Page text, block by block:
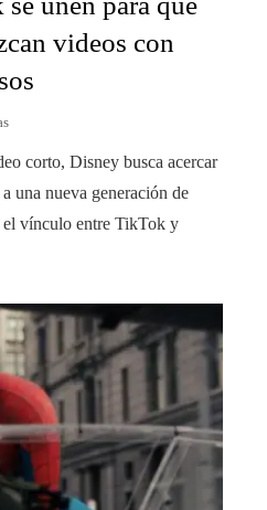
videos con
corto, Disney busca acercar
una nueva generación de
el vínculo entre TikTok y